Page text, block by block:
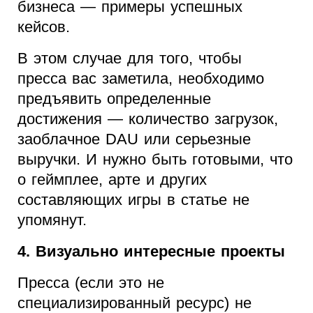
бизнеса — примеры успешных
кейсов.
В этом случае для того, чтобы
пресса вас заметила, необходимо
предъявить определенные
достижения — количество загрузок,
заоблачное DAU или серьезные
выручки. И нужно быть готовыми, что
о геймплее, арте и других
составляющих игры в статье не
упомянут.
4. Визуально интересные проекты
Пресса (если это не
специализированный ресурс) не